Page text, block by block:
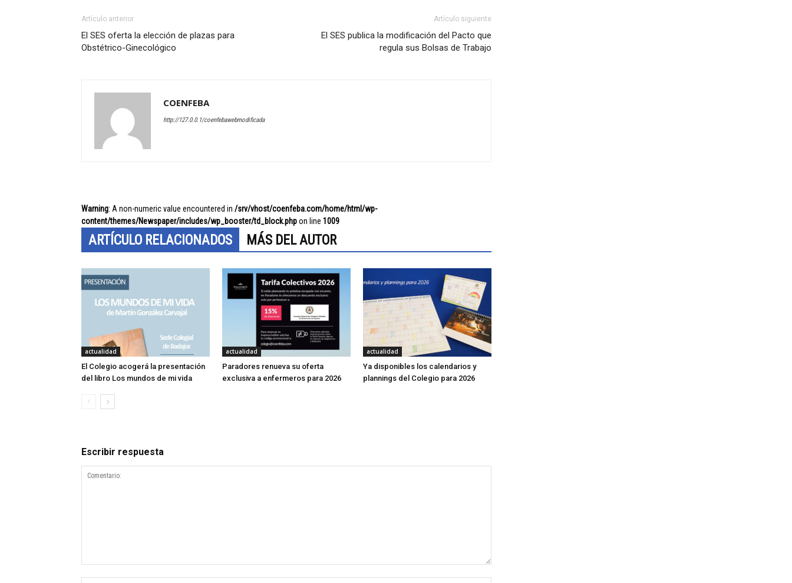
Artículo anterior
El SES oferta la elección de plazas para
Obstétrico-Ginecológico
Artículo siguiente
El SES publica la modificación del Pacto que
regula sus Bolsas de Trabajo
COENFEBA
http://127.0.0.1/coenfebawebmodificada
Warning: A non-numeric value encountered in /srv/vhost/coenfeba.com/home/html/wp-
content/themes/Newspaper/includes/wp_booster/td_block.phpon line 1009
ARTÍCULO RELACIONADOS MÁS DEL AUTOR
actualidad
El Colegio acogerá la presentación
del libro Los mundos de mi vida
actualidad
Paradores renueva su oferta
exclusiva a enfermeros para 2026
actualidad
Ya disponibles los calendarios y
plannings del Colegio para 2026
Escribir respuesta